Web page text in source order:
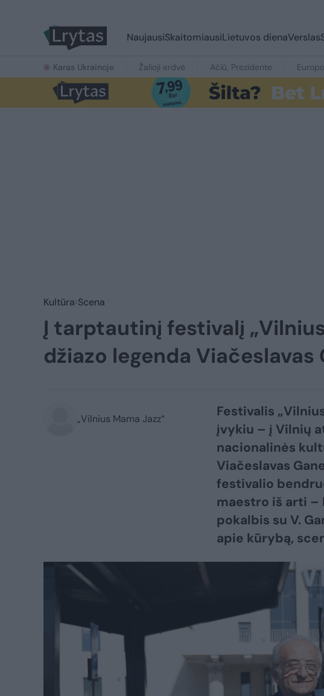
NaujausiSkaitomiausiLietuvos dienaVerslas
Karas Ukrainoje Žalioji erdvė Ačiū, Prezidente
Kultūra Scena
Į tarptautinį festivalį
džiazo legenda Viačeslavas
„Vilnius Mama Jazz“
Festivalis
įvykiu – į Vilnių
nacionalinės
Viačeslavas
festivalio
maestro iš arti –
pokalbis su V.
apie kūrybą,